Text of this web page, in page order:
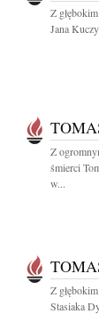
Z
Jana
Z
śmierci
w...
Z
Stasiaka